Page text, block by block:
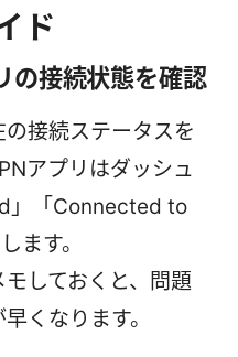
ド
の接続状態を確認
接続ステータスを
アプリはダッシュ
」「Connected to
ます。
しておくと、問題
くなります。